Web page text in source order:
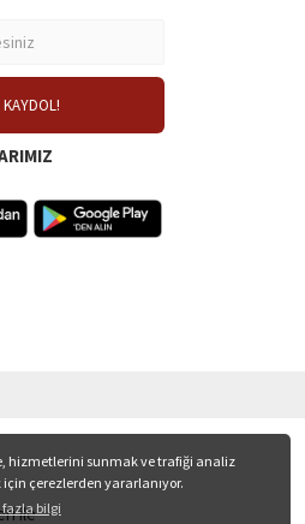
hizmetlerini sunmak ve trafiği analiz
için çerezlerden yararlanıyor.
bilgi
ile